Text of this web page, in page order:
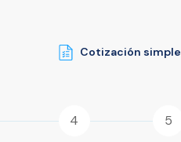
Cotización simple
4 5